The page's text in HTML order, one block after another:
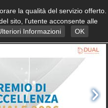
la qualità del servizio offerto.
sito, l'utente acconsente alle
Informazioni OK